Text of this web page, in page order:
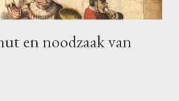
en noodzaak van